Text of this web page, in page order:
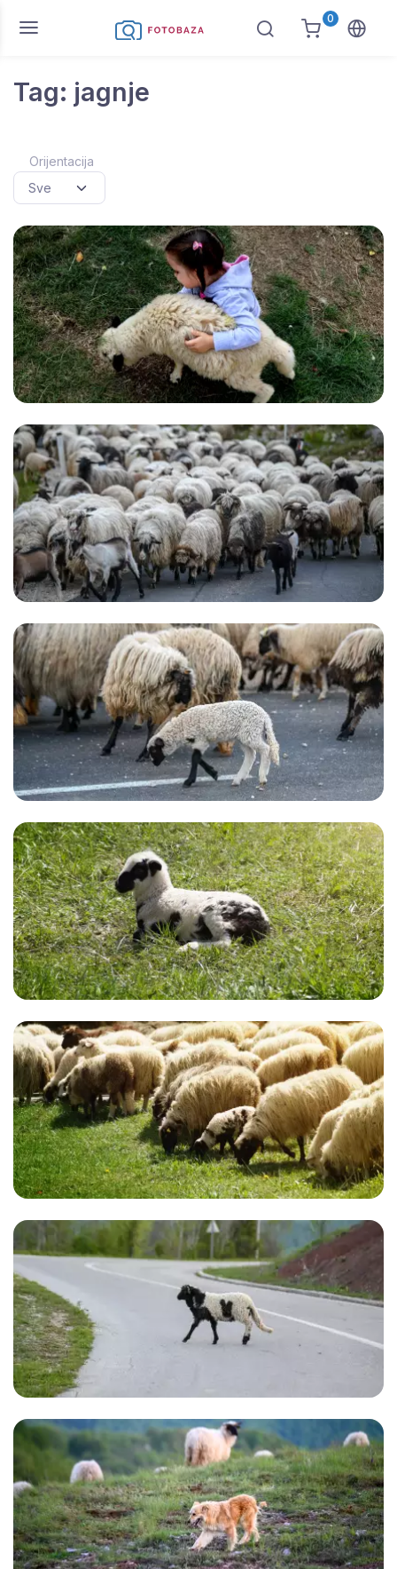
0
Tag: jagnje
Orijentacija